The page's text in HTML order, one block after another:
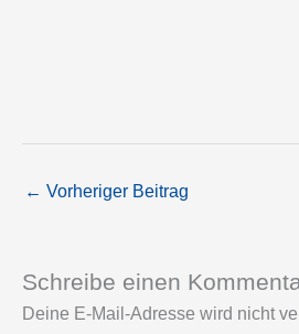
← Vorheriger Beitrag
Schreibe einen
Deine E-Mail-Adresse wird nicht